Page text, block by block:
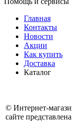
Главная
Контакты
Новости
Акции
Как купить
Доставка
Каталог
© Интернет-
сайте